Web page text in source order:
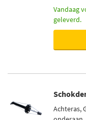
Vandaag
geleverd.
Achteras,